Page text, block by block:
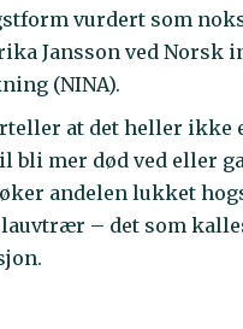
vurdert som
Jansson ved Norsk
(NINA).
at det heller ikke
bli mer død ved eller
andelen lukket
– det som